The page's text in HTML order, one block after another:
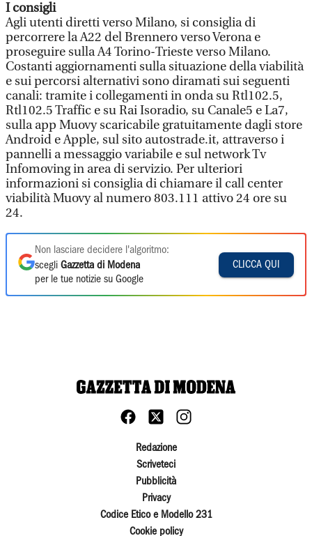
I consigli
Agli utenti diretti verso Milano, si consiglia di
percorrere la A22 del Brennero verso Verona e
proseguire sulla A4 Torino-Trieste verso Milano.
Costanti aggiornamenti sulla situazione della viabilità
e sui percorsi alternativi sono diramati sui seguenti
canali: tramite i collegamenti in onda su Rtl102.5,
Rtl102.5 Traffic e su Rai Isoradio, su Canale5 e La7,
sulla app Muovy scaricabile gratuitamente dagli store
Android e Apple, sul sito autostrade.it, attraverso i
pannelli a messaggio variabile e sul network Tv
Infomoving in area di servizio. Per ulteriori
informazioni si consiglia di chiamare il call center
viabilità Muovy al numero 803.111 attivo 24 ore su
24.
Non lasciare decidere l'algoritmo:
scegli Gazzetta di Modena
per le tue notizie su Google
CLICCA QUI
Redazione
Scriveteci
Pubblicità
Privacy
Codice Etico e Modello 231
Cookie policy